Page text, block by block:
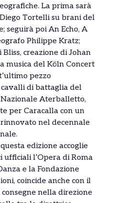
La prima sarà
Tortelli su brani del
seguirà poi An Echo, A
Philippe Kratz;
creazione di Johan
musica del Köln Concert
pezzo
di battaglia del
Aterballetto,
per Caracalla con un
nel decennale
edizione accoglie
l’Opera di Roma
e la Fondazione
coincide anche con il
nella direzione